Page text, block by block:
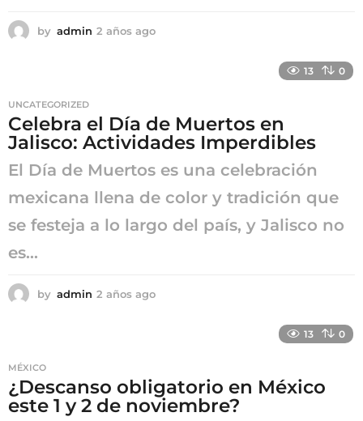
by admin 2 años ago
g
o
13 0
UNCATEGORIZED
Celebra el Día de Muertos en
Jalisco: Actividades Imperdibles
El Día de Muertos es una celebración
mexicana llena de color y tradición que
se festeja a lo largo del país, y Jalisco no
es...
by admin 2 años ago
g
o
13 0
MÉXICO
¿Descanso obligatorio en México
este 1 y 2 de noviembre?